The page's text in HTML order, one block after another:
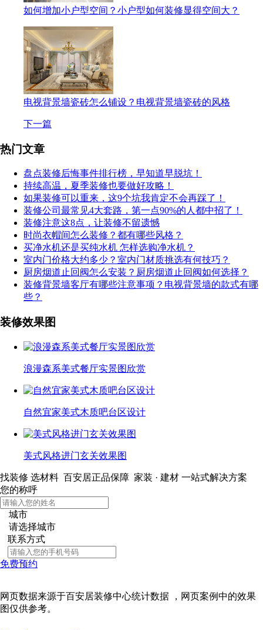
如何增加小户型空间？小户型如何装修显得空间大？
电视背景墙瓷砖怎么铺设？电视背景墙瓷砖的风格
下一篇
热门文章
盘点装修后悔事件排行榜，早知道早脱坑！
持续高温，夏季装修也要做好攻略！
如果装修可以重来，这9个坑我肯定不会再踩了！
装修公司最常见4大套路，第一点90%的人都中招了！
装修注意这8点，让装修不留遗憾
时尚衣帽间怎么装修？都有哪些风格？
买净水机还是买纯水机 怎样选购净水机？
室内门价格大约多少？室内门材质挑选有何技巧？
厨房烟道止回阀怎么安装？厨房烟道止回阀如何选择？
装修背景墙客厅有哪些注意事项？电视背景墙的款式有哪
些？
装修效果图
浪漫森系美式餐厅实景图欣赏
自然宜家美式木质吧台区设计
美式风格进门玄关效果图
找装修 选材料 百安居正品保障 家装 · 建材 一站式解决方案
您的称呼
城市
请选择城市
联系方式
免费预约
网页数据来源于百安居装修中心统计数据 ，网页案例中的效果
图仅供参考。